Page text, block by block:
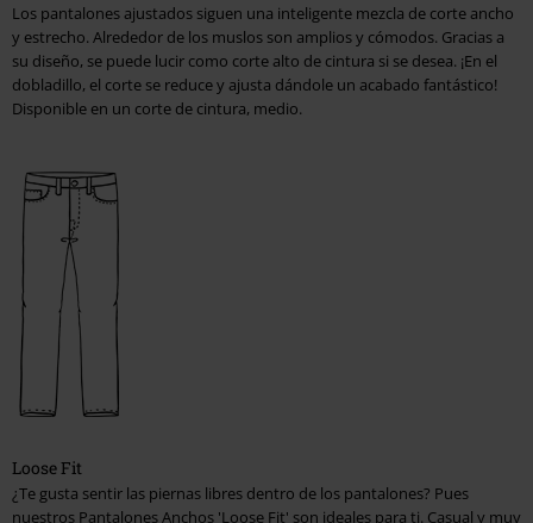
Los pantalones ajustados siguen una inteligente mezcla de corte ancho
y estrecho. Alrededor de los muslos son amplios y cómodos. Gracias a
su diseño, se puede lucir como corte alto de cintura si se desea. ¡En el
dobladillo, el corte se reduce y ajusta dándole un acabado fantástico!
Disponible en un corte de cintura, medio.
Loose Fit
¿Te gusta sentir las piernas libres dentro de los pantalones? Pues
nuestros Pantalones Anchos 'Loose Fit' son ideales para ti. Casual y muy